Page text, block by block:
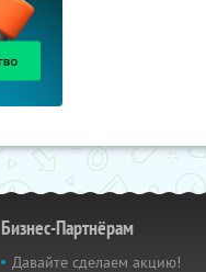
Бизнес-Партнёрам
Давайте сделаем акцию!